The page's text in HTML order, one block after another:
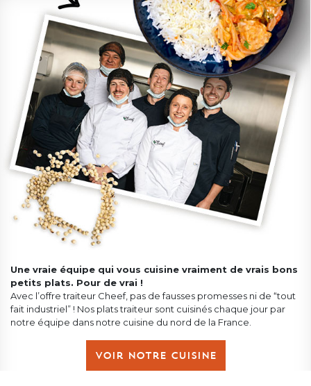
Une vraie équipe qui vous cuisine vraiment de vrais bons
petits plats. Pour de vrai !
Avec l’offre traiteur Cheef, pas de fausses promesses ni de “tout
fait industriel” ! Nos plats traiteur sont cuisinés chaque jour par
notre équipe dans notre cuisine du nord de la France.
Voir notre cuisine